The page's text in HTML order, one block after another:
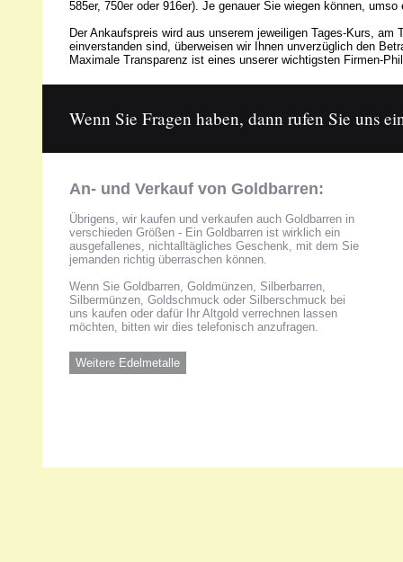
585er, 750er oder 916er). Je genauer Sie wiegen können,
Der Ankaufspreis wird aus unserem jeweiligen Tages-Kurs,
einverstanden sind, überweisen wir Ihnen unverzüglich den
Maximale Transparenz ist eines unserer wichtigsten Firmen-
Wenn Sie Fragen haben, dann rufen Sie uns
An- und Verkauf von Goldbarren:
Übrigens, wir kaufen und verkaufen auch Goldbarren in
verschieden Größen - Ein Goldbarren ist wirklich ein
ausgefallenes, nichtalltägliches Geschenk, mit dem Sie
jemanden richtig überraschen können.
Wenn Sie Goldbarren, Goldmünzen, Silberbarren,
Silbermünzen, Goldschmuck oder Silberschmuck bei
uns kaufen oder dafür Ihr Altgold verrechnen lassen
möchten, bitten wir dies telefonisch anzufragen.
Weitere Edelmetalle